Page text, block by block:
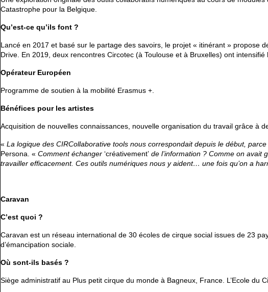
Catastrophe pour la Belgique.
Qu’est-ce qu’ils font ?
Lancé en 2017 et basé sur le partage des savoirs, le projet « itinérant » propose
Drive. En 2019, deux rencontres Circotec (à Toulouse et à Bruxelles) ont
Opérateur Européen
Programme de soutien à la mobilité Erasmus +.
Bénéfices pour les artistes
Acquisition de nouvelles connaissances, nouvelle organisation du travail grâce à
« La logique des CIRCollaborative tools nous correspondait depuis le début, parce
Persona. « Comment échanger ‘créativement’ de l’information ? Comme on avait
travailler efficacement. Ces outils numériques nous y aident… une fois qu’on a
Caravan
C’est quoi ?
Caravan est un réseau international de 30 écoles de cirque social issues de 23
d’émancipation sociale.
Où sont-ils basés ?
Siège administratif au Plus petit cirque du monde à Bagneux, France. L’Ecole du